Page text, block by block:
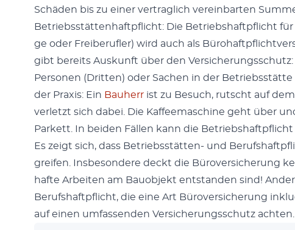
Schä­den bis zu ein­er ver­traglich vere­in­barten
Betrieb­sstät­ten­haftpflicht: Die Betrieb­shaftpflicht
ge oder Freiberu­fler) wird auch als
gibt bere­its Auskun­ft über den
Per­so­n­en (Drit­ten) oder Sachen in der
der Prax­is: Ein Bauherr ist zu Besuch, rutscht auf
ver­let­zt sich dabei. Die Kaf­feemas­chine geht über
Par­kett. In bei­den Fällen kann die Betrieb­shaftpflicht
Es zeigt sich, dass Betrieb­sstät­ten- und
greifen. Ins­beson­dere deckt die Bürover­sicherung
hafte Arbeit­en am Bauob­jekt ent­standen sind!
Beruf­shaftpflicht, die eine Art Bürover­sicherung
auf einen umfassenden Ver­sicherungss­chutz acht­en.